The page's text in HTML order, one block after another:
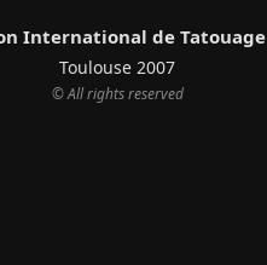
International de Tatouage
Toulouse 2007
© All rights reserved